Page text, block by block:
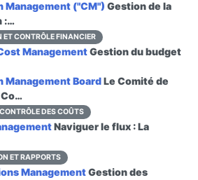
Management ("CM") Gestion de la
:…
ET CONTRÔLE FINANCIER
ManagementGestion du budget
Management BoardLe Comité de
Co…
DES COÛTS
Naviguer le flux : La
ET RAPPORTS
ManagementGestion des